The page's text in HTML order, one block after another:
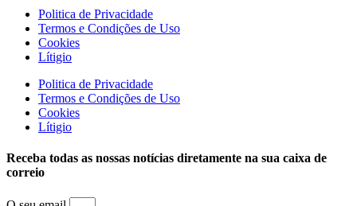
Politica de Privacidade
Termos e Condições de Uso
Cookies
Lítigio
Politica de Privacidade
Termos e Condições de Uso
Cookies
Lítigio
Receba todas as nossas notícias diretamente na sua caixa de
correio